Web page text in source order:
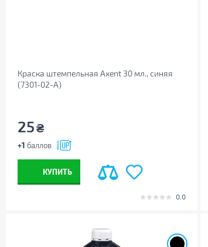
Краска штемпельная Axent 30 мл., синяя
(7301-02-A)
25₴
+1 баллов
КУПИТЬ
0.0